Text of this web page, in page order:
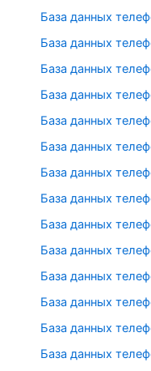
База данных
База данных
База данных
База данных
База данных
База данных
База данных
База данных
База данных
База данных
База данных
База данных
База данных
База данных